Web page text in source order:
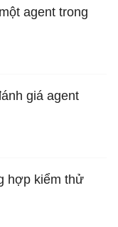
agent trong
giá agent
hợp kiểm thử